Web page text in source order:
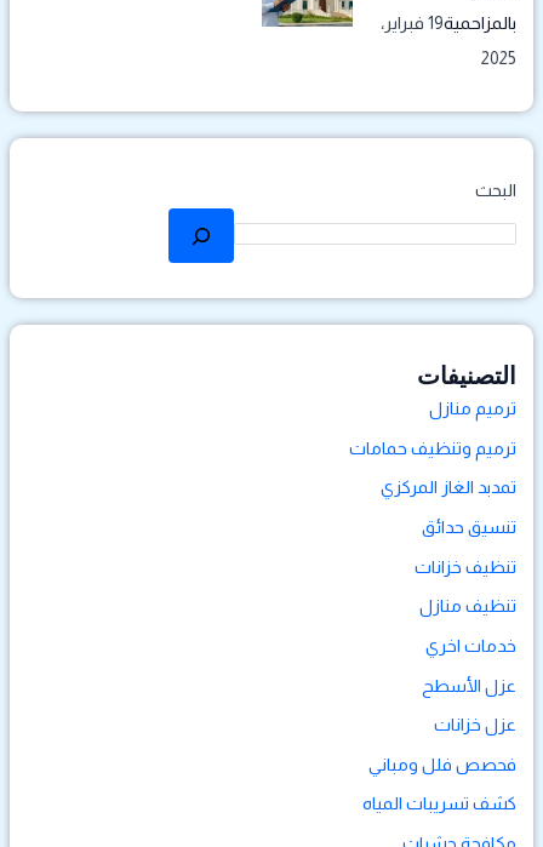
بالمزاحمية
19 فبراير،
2025
البحث
التصنيفات
ترميم منازل
ترميم وتنظيف حمامات
تمدبد الغاز المركزي
تنسيق حدائق
تنظيف خزانات
تنظيف منازل
خدمات اخري
عزل الأسطح
عزل خزانات
فحصص فلل ومباني
كشف تسريبات المياه